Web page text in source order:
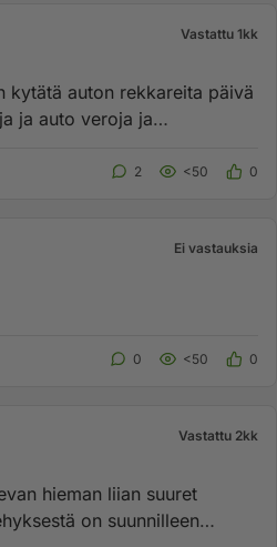
Vastattu 1kk
päivä
ja auto veroja ja
2 <50 0
Ei vastauksia
0 <50 0
Vastattu 2kk
hieman liian suuret
on suunnilleen